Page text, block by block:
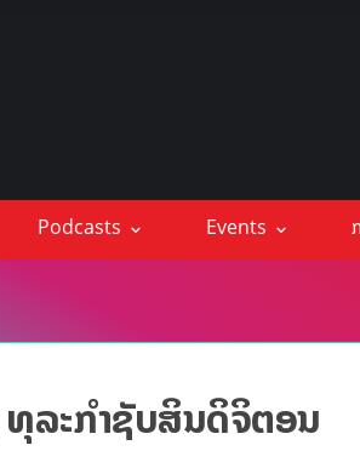
Podcasts Events
ລະກຳຊັບສິນດິຈິຕອນ